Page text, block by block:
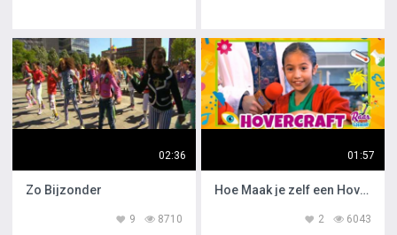
02:36
Zo Bijzonder
8710
9
01:57
Hoe Maak je zelf een Hovercraft
6043
2